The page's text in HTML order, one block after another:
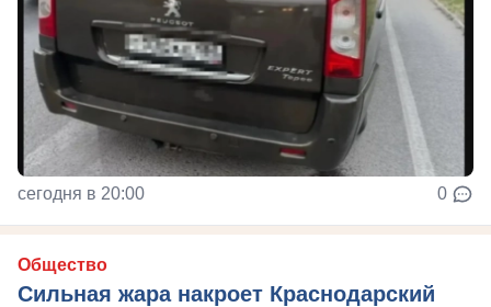
сегодня в 20:00 0
Общество
Сильная жара накроет Краснодарский